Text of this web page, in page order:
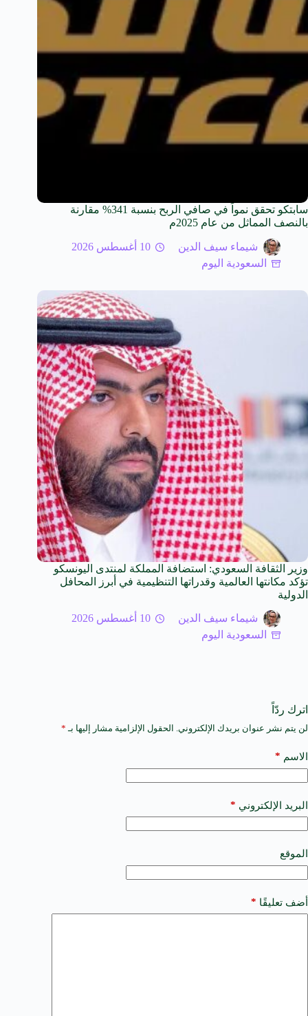
سابتكو تحقق نمواً في صافي الربح بنسبة 341% مقارنة
بالنصف المماثل من عام 2025م
شيماء سيف الدين
10 أغسطس 2026
السعودية اليوم
وزير الثقافة السعودي: استضافة المملكة لمنتدى اليونسكو
تؤكد مكانتها العالمية وقدراتها التنظيمية في أبرز المحافل
الدولية
شيماء سيف الدين
10 أغسطس 2026
السعودية اليوم
اترك ردّاً
لن يتم نشر عنوان بريدك الإلكتروني. الحقول الإلزامية مشار إليها بـ *
الاسم *
البريد الإلكتروني *
الموقع
أضف تعليقًا *
A
t
e
a
t
i
e
: